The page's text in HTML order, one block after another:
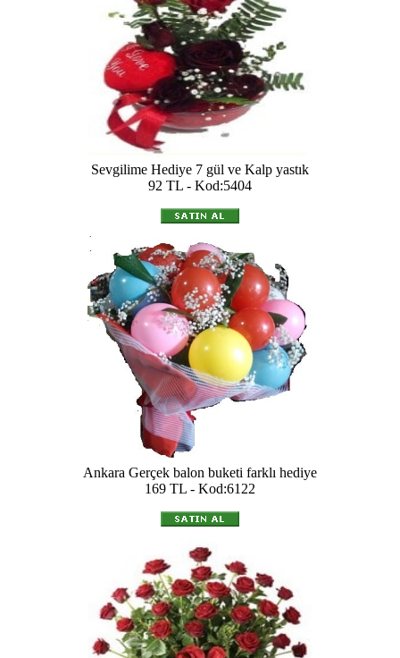
Sevgilime Hediye 7 gül ve Kalp yastık
92 TL - Kod:5404
Ankara Gerçek balon buketi farklı hediye
169 TL - Kod:6122